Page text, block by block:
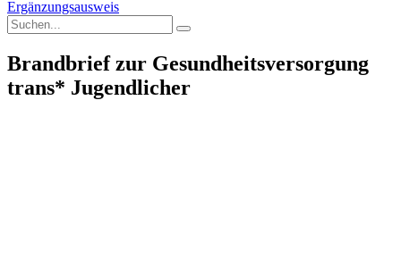
Ergänzungsausweis
Brandbrief zur Gesundheitsversorgung
trans* Jugendlicher